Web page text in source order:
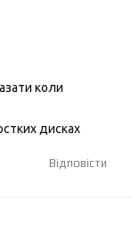
коли
дисках
Відповісти